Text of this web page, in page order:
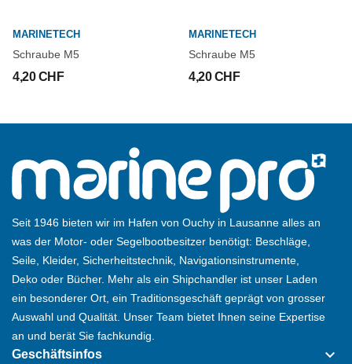
MARINETECH
Schraube M5
4,20 CHF
MARINETECH
Schraube M5
4,20 CHF
Seit 1946 bieten wir im Hafen von Ouchy in Lausanne alles an
was der Motor- oder Segelbootbesitzer benötigt: Beschläge,
Seile, Kleider, Sicherheitstechnik, Navigationsinstrumente,
Deko oder Bücher. Mehr als ein Shipchandler ist unser Laden
ein besonderer Ort, ein Traditionsgeschäft geprägt von grosser
Auswahl und Qualität. Unser Team bietet Ihnen seine Expertise
an und berät Sie fachkundig.
Geschäftsinfos keyboard_arrow_down